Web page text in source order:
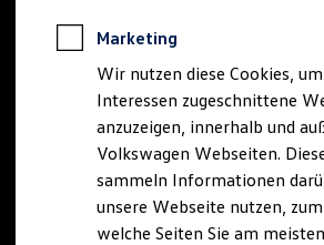
Software, Konnektivität & Apps
California App
VW Connect für Ihren
VW Connect für Ihren
VW Connect für Ihren
VW Connect für andere
Connect Pro
Fleet Interface Data
Multistop Pathfinder
Übersicht Software
Hilfreiches für Besitzer
Marketing
Wir nutzen diese Cookies,
Interessen zugeschnittene
anzuzeigen, innerhalb und
Volkswagen Webseiten.
sammeln Informationen
unsere Webseite nutzen,
welche Seiten Sie am